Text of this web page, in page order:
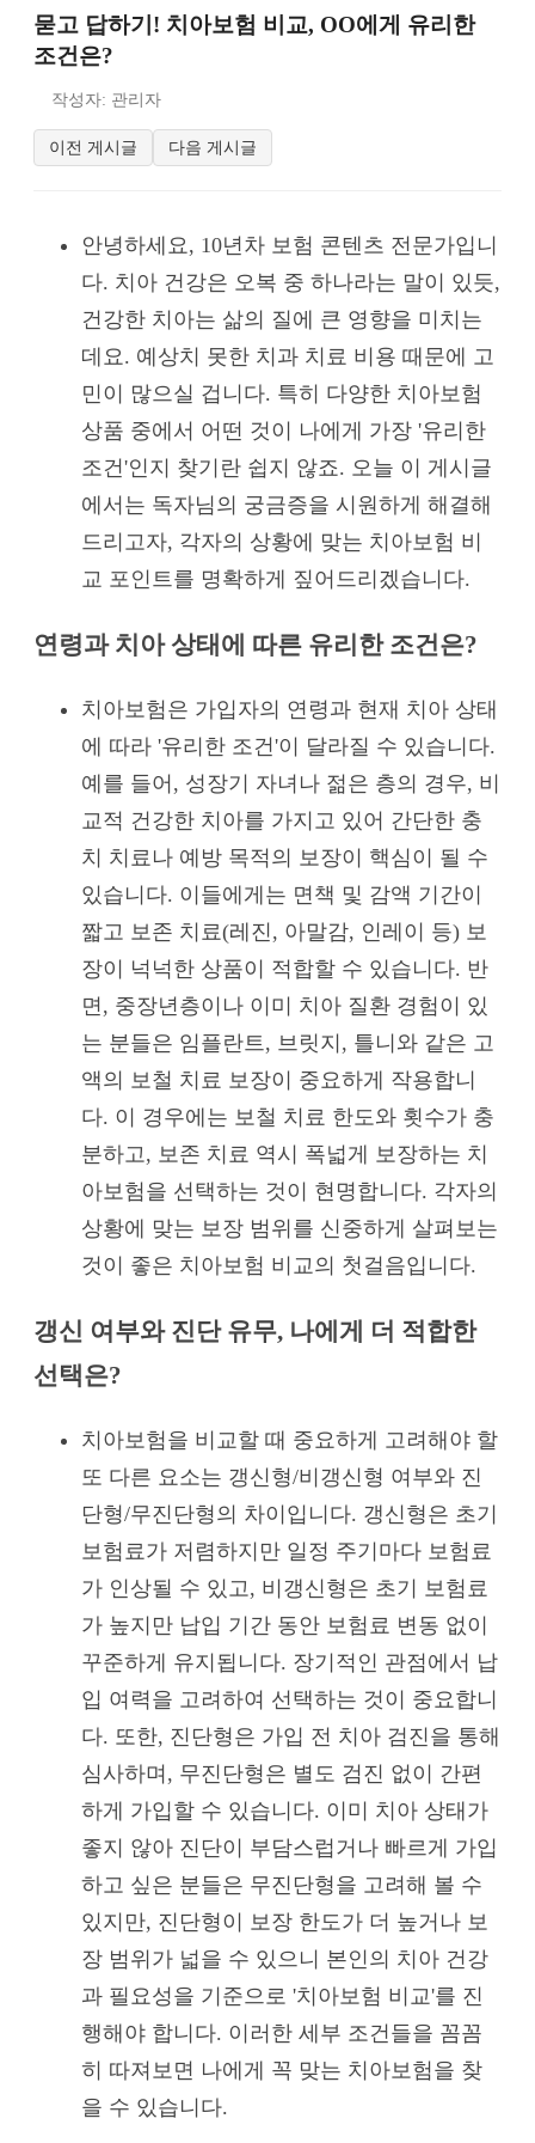
묻고 답하기! 치아보험 비교, OO에게 유리한
조건은?
작성자: 관리자
이전 게시글 다음 게시글
안녕하세요, 10년차 보험 콘텐츠 전문가입니
다. 치아 건강은 오복 중 하나라는 말이 있듯,
건강한 치아는 삶의 질에 큰 영향을 미치는
데요. 예상치 못한 치과 치료 비용 때문에 고
민이 많으실 겁니다. 특히 다양한 치아보험
상품 중에서 어떤 것이 나에게 가장 '유리한
조건'인지 찾기란 쉽지 않죠. 오늘 이 게시글
에서는 독자님의 궁금증을 시원하게 해결해
드리고자, 각자의 상황에 맞는 치아보험 비
교 포인트를 명확하게 짚어드리겠습니다.
연령과 치아 상태에 따른 유리한 조건은?
치아보험은 가입자의 연령과 현재 치아 상태
에 따라 '유리한 조건'이 달라질 수 있습니다.
예를 들어, 성장기 자녀나 젊은 층의 경우, 비
교적 건강한 치아를 가지고 있어 간단한 충
치 치료나 예방 목적의 보장이 핵심이 될 수
있습니다. 이들에게는 면책 및 감액 기간이
짧고 보존 치료(레진, 아말감, 인레이 등) 보
장이 넉넉한 상품이 적합할 수 있습니다. 반
면, 중장년층이나 이미 치아 질환 경험이 있
는 분들은 임플란트, 브릿지, 틀니와 같은 고
액의 보철 치료 보장이 중요하게 작용합니
다. 이 경우에는 보철 치료 한도와 횟수가 충
분하고, 보존 치료 역시 폭넓게 보장하는 치
아보험을 선택하는 것이 현명합니다. 각자의
상황에 맞는 보장 범위를 신중하게 살펴보는
것이 좋은 치아보험 비교의 첫걸음입니다.
갱신 여부와 진단 유무, 나에게 더 적합한
선택은?
치아보험을 비교할 때 중요하게 고려해야 할
또 다른 요소는 갱신형/비갱신형 여부와 진
단형/무진단형의 차이입니다. 갱신형은 초기
보험료가 저렴하지만 일정 주기마다 보험료
가 인상될 수 있고, 비갱신형은 초기 보험료
가 높지만 납입 기간 동안 보험료 변동 없이
꾸준하게 유지됩니다. 장기적인 관점에서 납
입 여력을 고려하여 선택하는 것이 중요합니
다. 또한, 진단형은 가입 전 치아 검진을 통해
심사하며, 무진단형은 별도 검진 없이 간편
하게 가입할 수 있습니다. 이미 치아 상태가
좋지 않아 진단이 부담스럽거나 빠르게 가입
하고 싶은 분들은 무진단형을 고려해 볼 수
있지만, 진단형이 보장 한도가 더 높거나 보
장 범위가 넓을 수 있으니 본인의 치아 건강
과 필요성을 기준으로 '치아보험 비교'를 진
행해야 합니다. 이러한 세부 조건들을 꼼꼼
히 따져보면 나에게 꼭 맞는 치아보험을 찾
을 수 있습니다.